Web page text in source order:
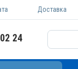
Доставка
24